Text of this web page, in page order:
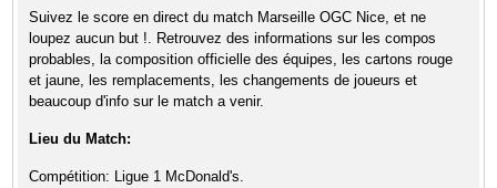
Suivez le score en direct du match Marseille OGC Nice, et ne
loupez aucun but !. Retrouvez des informations sur les compos
probables, la composition officielle des équipes, les cartons rouge
et jaune, les remplacements, les changements de joueurs et
beaucoup d'info sur le match a venir.
Lieu du Match:
Compétition: Ligue 1 McDonald's.